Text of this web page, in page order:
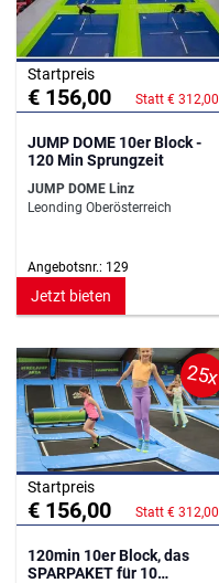
Startpreis
€ 156,00 Statt € 312,00
JUMP DOME 10er Block -
120 Min Sprungzeit
JUMP DOME Linz
Leonding Oberösterreich
Angebotsnr.: 129
Jetzt bieten
25x
Startpreis
€ 156,00 Statt € 312,00
120min 10er Block, das
SPARPAKET für 10